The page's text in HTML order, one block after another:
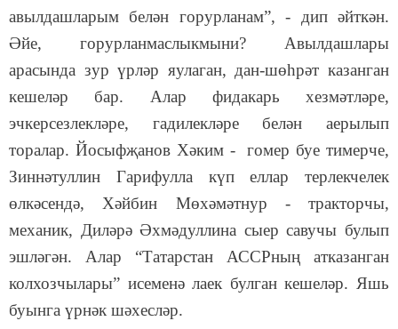
авылдашларым белән горурланам”, - дип әйткән.
Әйе, горурланмаслыкмыни? Авылдашлары
арасында зур үрләр яулаган, дан-шөһрәт казанган
кешеләр бар. Алар фидакарь хезмәтләре,
эчкерсезлекләре, гадилекләре белән аерылып
торалар. Йосыфҗанов Хәким - гомер буе тимерче,
Зиннәтуллин Гарифулла күп еллар терлекчелек
өлкәсендә, Хәйбин Мөхәмәтнур - тракторчы,
механик, Диләрә Әхмәдуллина сыер савучы булып
эшләгән. Алар “Татарстан АССРның атказанган
колхозчылары” исеменә лаек булган кешеләр. Яшь
буынга үрнәк шәхесләр.